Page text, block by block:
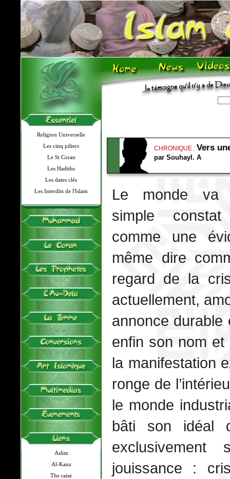
Religion Universelle
Les cinq piliers
Le St Coran
Les Hadiths
Les dates clés
Les Interdits de l'Islam
Aslim
Al-Kanz
The raise
CHRONIQUE : Vers
par Souhayl. A
Le monde va
simple constat
comme une
même dire
regard de la
actuellement,
annonce durable
enfin son nom
la manifestation
ronge de
le monde
bâti son idéal
jouissance :